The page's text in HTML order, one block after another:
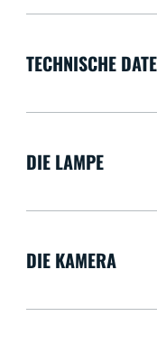
TECHNISCHE
DIE LAMPE
DIE KAMERA